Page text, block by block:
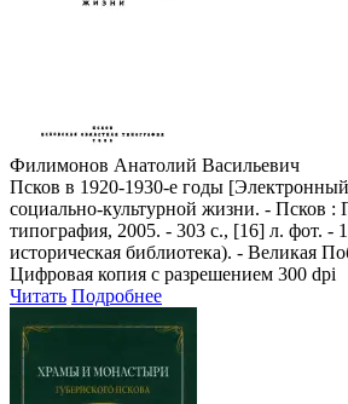
Филимонов Анатолий Васильевич
Псков в 1920-1930-е годы
социально-культурной жизни. - Псков :
типография, 2005. - 303 с., [16] л. фот. -
историческая библиотека). - Великая
Цифровая копия с разрешением 300 dpi
Читать Подробнее